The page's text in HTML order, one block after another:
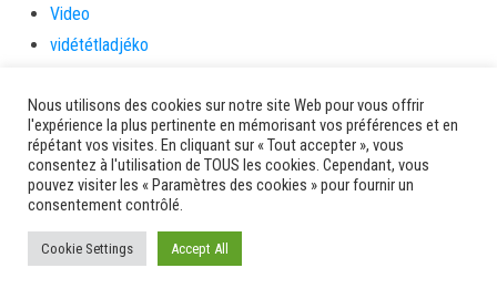
Video
vidététladjéko
Viechere
vigilanceROUGE
Village artisanal
Village artisanal et commercial
ville de la trinité
villedelesansesdarlet
Nous utilisons des cookies sur notre site Web pour vous offrir
l'expérience la plus pertinente en mémorisant vos préférences et en
répétant vos visites. En cliquant sur « Tout accepter », vous
consentez à l'utilisation de TOUS les cookies. Cependant, vous
pouvez visiter les « Paramètres des cookies » pour fournir un
consentement contrôlé.
Cookie Settings Accept All